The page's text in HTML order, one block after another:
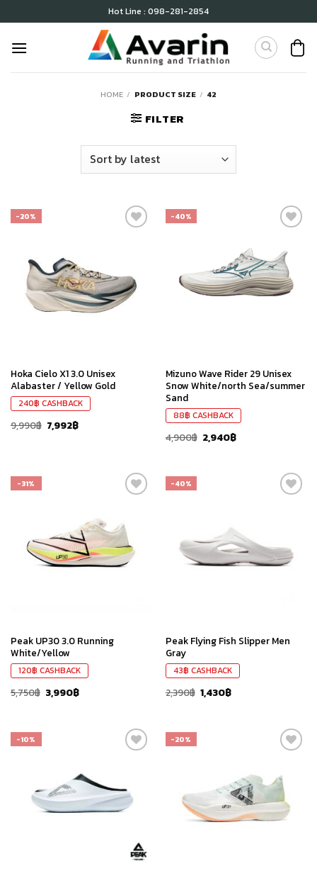
to
content
Hot Line : 098-281-2854
HOME / PRODUCT SIZE / 42
FILTER
-20%
ที่ชอบ
Hoka Cielo X1 3.0 Unisex
Alabaster / Yellow Gold
240฿ CASHBACK
9,990฿ 7,992฿
-40%
ใน
สินค้า
ที่ชอบ
Mizuno Wave Rider 29 Unisex
Snow White/north Sea/summer
Sand
88฿ CASHBACK
4,900฿ 2,940฿
-31%
สินค้า
ที่ชอบ
Peak UP30 3.0 Running
White/Yellow
120฿ CASHBACK
5,750฿ 3,990฿
-40%
ที่ชอบ
Peak Flying Fish Slipper Men
Gray
43฿ CASHBACK
2,390฿ 1,430฿
-10%
สินค้า
ที่ชอบ
-20%
สินค้า
ที่ชอบ